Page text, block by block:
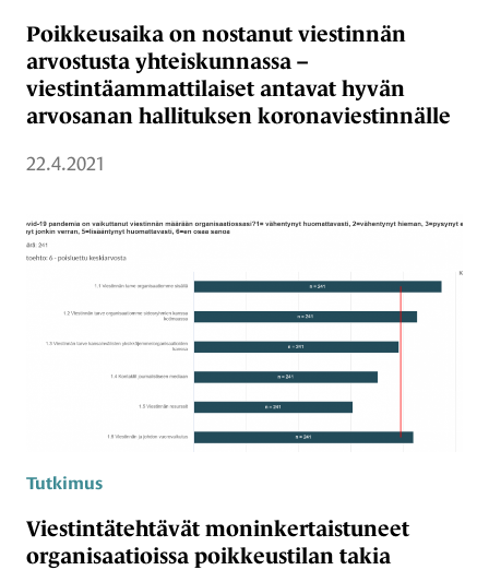
Poikkeusaika on nostanut viestinnän
arvostusta yhteiskunnassa –
viestintäammattilaiset antavat hyvän
arvosanan hallituksen koronaviestinnälle
22.4.2021
Tutkimus
Viestintätehtävät moninkertaistuneet
organisaatioissa poikkeustilan takia